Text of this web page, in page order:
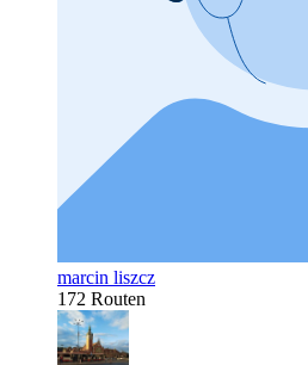
marcin liszcz
172 Routen